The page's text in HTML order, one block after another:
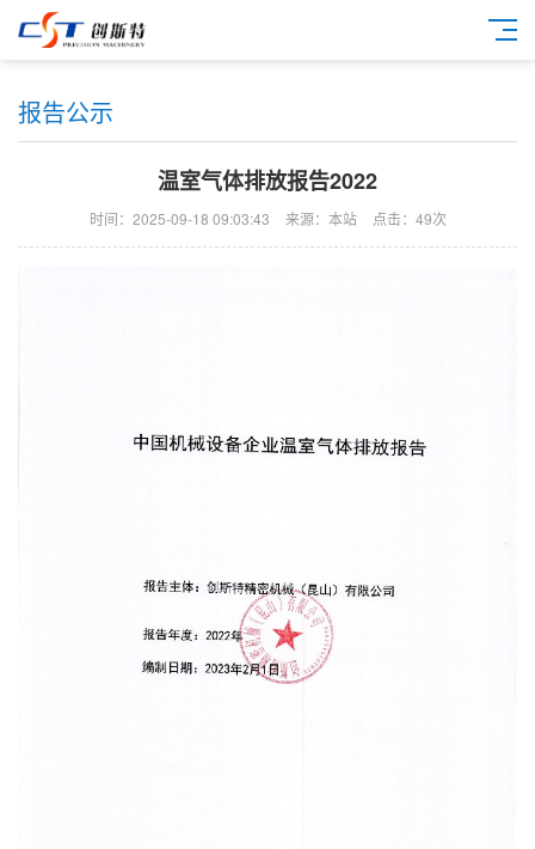
报告公示
温室气体排放报告2022
时间：2025-09-18 09:03:43 来源：本站 点击：49次